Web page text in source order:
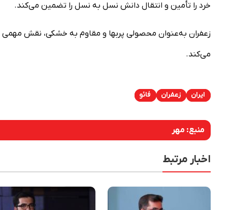
خرد را تأمین و انتقال دانش نسل به نسل را تضمین می‌کند.
زعفران به‌عنوان محصولی پربها و مقاوم به خشکی، نقش مهمی
می‌کند.
ایران زعفران فائو
منبع: مهر
اخبار مرتبط